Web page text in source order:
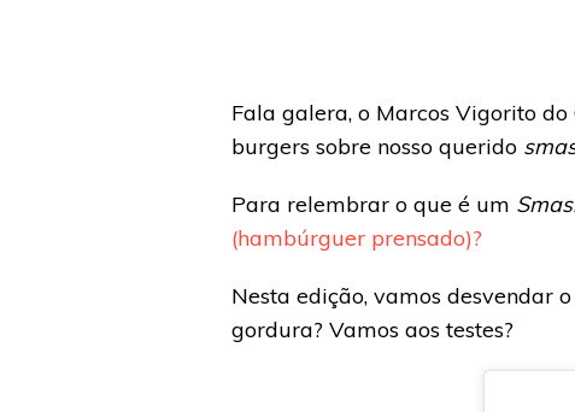
Fala galera, o Marcos Vigorito
burgers sobre nosso querido
Para relembrar o que é um
(hambúrguer prensado)?
Nesta edição, vamos desvendar
gordura? Vamos aos testes?